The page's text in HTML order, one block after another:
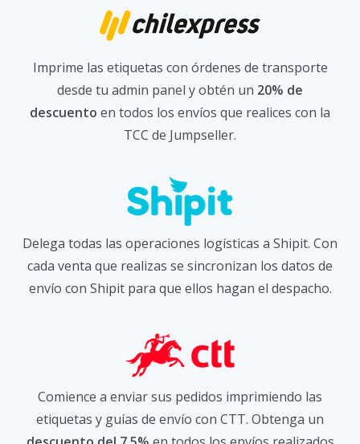
Imprime las etiquetas con órdenes de transporte
desde tu admin panel y obtén un 20% de
descuento en todos los envíos que realices con la
TCC de Jumpseller.
Delega todas las operaciones logísticas a Shipit. Con
cada venta que realizas se sincronizan los datos de
envío con Shipit para que ellos hagan el despacho.
Comience a enviar sus pedidos imprimiendo las
etiquetas y guías de envío con CTT. Obtenga un